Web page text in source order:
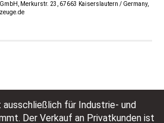
Merkurstr. 23, 67663 Kaiserslautern / Germany,
für Industrie- und
Der Verkauf an Privatkunden ist